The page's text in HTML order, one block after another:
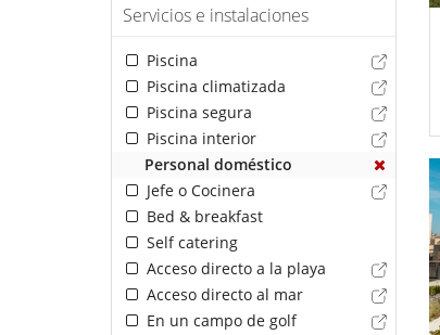
Servicios e instalaciones
Piscina
Piscina climatizada
Piscina segura
Piscina interior
Personal doméstico
Jefe o Cocinera
Bed & breakfast
Self catering
Acceso directo a la playa
Acceso directo al mar
En un campo de golf